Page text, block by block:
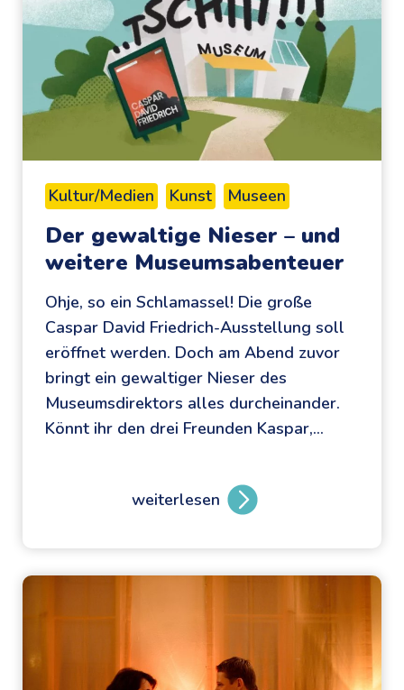
Kultur/Medien Kunst Museen
Der gewaltige Nieser – und
weitere Museumsabenteuer
Ohje, so ein Schlamassel! Die große
Caspar David Friedrich-Ausstellung soll
eröffnet werden. Doch am Abend zuvor
bringt ein gewaltiger Nieser des
Museumsdirektors alles durcheinander.
Könnt ihr den drei Freunden Kaspar,…
weiterlesen
D
g
a